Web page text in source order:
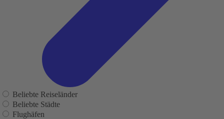
Beliebte Reiseländer
Beliebte Städte
Flughäfen